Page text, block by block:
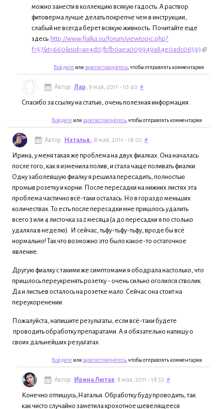
можно занести в коллекцию всякую гадость. А раствор
фитоверма лучше делать покрепче чем в инструкции,
слабый не всегда берет всякую живность. Почитайте еще
здесь http://www.fialka.su/forum/viewtopic.php?
f=57&t=660&sid=ae4d07bfb0aea009949a84e0adc06593
Войдите или зарегистрируйтесь , чтобы отправлять комментарии
Автор: Лар , 9 мая, 2011 - 10:40 #
Спасибо за ссылку на статью, очень полезная информация.
Войдите или зарегистрируйтесь , чтобы отправлять комментарии
Автор: Наталья. , 8 мая, 2011 - 18:02 #
Ирина, у меня такая же проблема на двух фиалках. Она началась
после того, как я изменила полив, и стала чаще поливать фиалки.
Одну заболевшую фиалку я решила пересадить, полностью
промыв розетку и корни. После пересадки на нижних листях эта
проблема частично всё-таки осталась. Но в гораздо меньших
количествах. То есть после пересадки мне пришлось удалить
всего 3 или 4 листочка за 2 месяца (а до пересадки я по столько
удаляла в неделю). И сейчас, тьфу-тьфу-тьфу, вроде бы всё
нормально! Так что возможно это было какое-то остаточное
явление.
Другую фиалку с такими же симптомами я ободрала настолько, что
пришлось переукренять розетку - очень сильно оголился стволик.
Да и листьев осталось на розетке мало. Сейчас она стоит на
переукоренении.
Пожалуйста, напишите результаты, если всё-таки будете
проводить обработку препаратами. А я обязательно напишу о
своих дальнейших резуьтатах.
Войдите или зарегистрируйтесь , чтобы отправлять комментарии
Автор: Ирина Лютая , 8 мая, 2011 - 18:55 #
Конечно отпишусь,Наталья. Обработку буду проводить, так
как чисто случайно заметила крохотное шевелящееся